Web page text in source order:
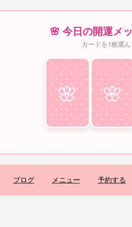
🌸 今日の開運メ
カードを1枚選
🌸
♥ 🌸
♥
ブログ メニュー 予約する